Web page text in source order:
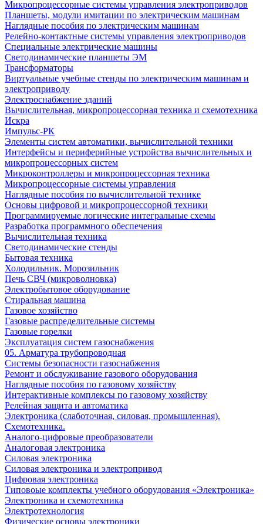
Микропроцессорные системы управления электроприводов
Планшеты, модули имитации по электрическим машинам
Наглядные пособия по электрическим машинам
Релейно-контактные системы управления электроприводов
Специальные электрические машины
Светодинамические планшеты ЭМ
Трансформаторы
Виртуальные учебные стенды по электрическим машинам и
электроприводу
Электроснабжение зданий
Вычислительная, микропроцессорная техника и схемотехника
Искра
Импульс-РК
Элементы систем автоматики, вычислительной техники
Интерфейсы и периферийные устройства вычислительных и
микропроцессорных систем
Микроконтроллеры и микропроцессорная техника
Микропроцессорные системы управления
Наглядные пособия по вычислительной технике
Основы цифровой и микропроцессорной техники
Программируемые логические интегральные схемы
Разработка программного обеспечения
Вычислительная техника
Светодинамические стенды
Бытовая техника
Холодильник. Морозильник
Печь СВЧ (микроволновка)
Электробытовое оборудование
Стиральная машина
Газовое хозяйство
Газовые распределительные системы
Газовые горелки
Эксплуатация систем газоснабжения
05. Арматура трубопроводная
Системы безопасности газоснабжения
Ремонт и обслуживание газового оборудования
Наглядные пособия по газовому хозяйству
Интерактивные комплексы по газовому хозяйству
Релейная защита и автоматика
Электроника (слаботочная, силовая, промышленная).
Схемотехника.
Аналого-цифровые преобразователи
Аналоговая электроника
Cиловая электроника
Cиловая электроника и электропривод
Цифровая электроника
Типовоые комплекты учебного оборудования «Электроника»
Электроника и схемотехника
Электротехнология
Физические основы электроники